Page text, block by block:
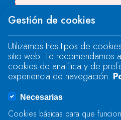
"text".
Se produjo un error
"text".
Se produjo un error
Gestión de cookies
Utilizamos tres tipos de
sitio web. Te recomendamos
cookies de analítica y de
experiencia de navegación.
Necesarias
Cookies básicas para que